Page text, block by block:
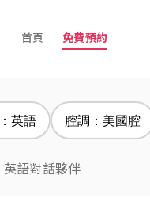
首頁 免費預約
英語 腔調：美國腔
語對話夥伴